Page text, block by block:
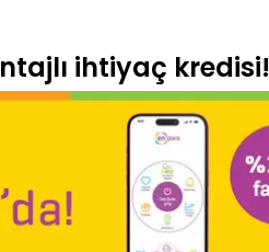
ihtiyaç kredisi!